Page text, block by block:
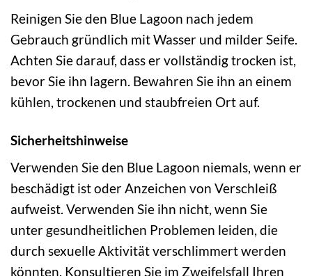
Reinigen Sie den Blue Lagoon nach jedem
Gebrauch gründlich mit Wasser und milder Seife.
Achten Sie darauf, dass er vollständig trocken ist,
bevor Sie ihn lagern. Bewahren Sie ihn an einem
kühlen, trockenen und staubfreien Ort auf.
Sicherheitshinweise
Verwenden Sie den Blue Lagoon niemals, wenn er
beschädigt ist oder Anzeichen von Verschleiß
aufweist. Verwenden Sie ihn nicht, wenn Sie
unter gesundheitlichen Problemen leiden, die
durch sexuelle Aktivität verschlimmert werden
könnten. Konsultieren Sie im Zweifelsfall Ihren